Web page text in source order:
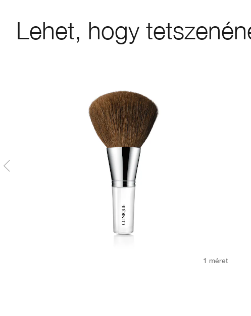
Lehet, hogy
1 méret